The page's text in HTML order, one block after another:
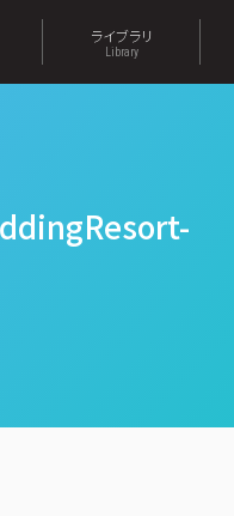
ライブラリ
Library